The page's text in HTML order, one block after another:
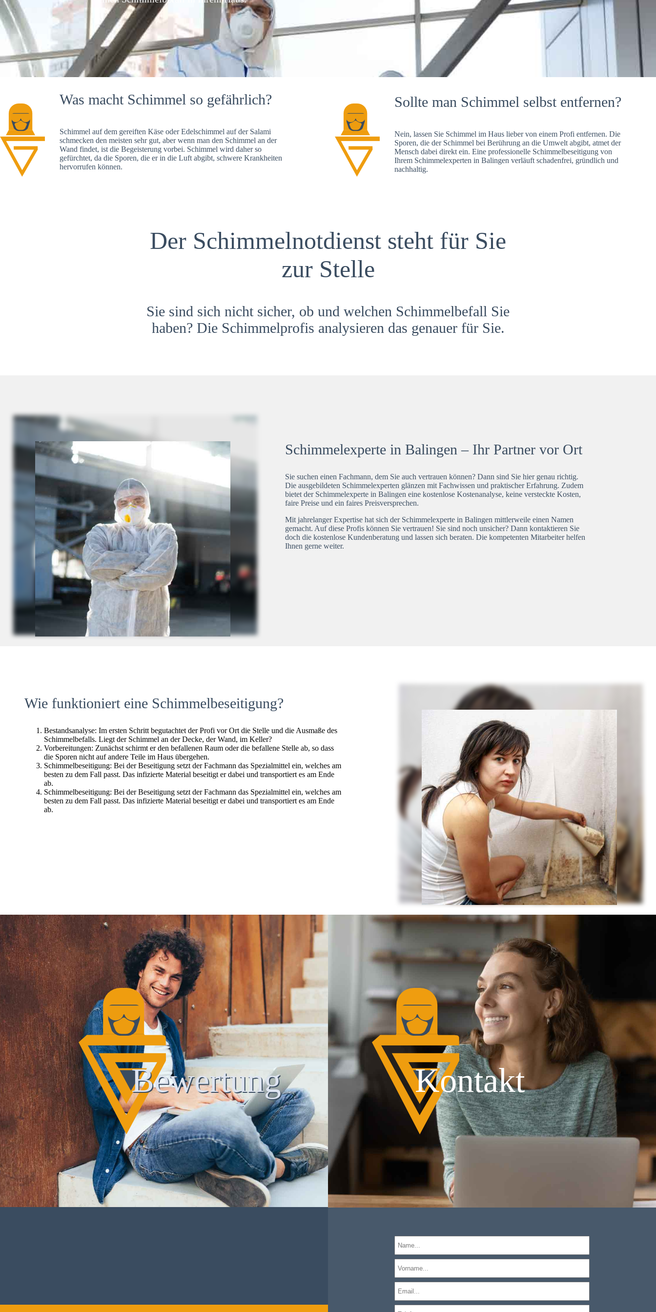
Was macht Schimmel so gefährlich?
Schimmel auf dem gereiften Käse oder Edelschimmel auf der Salami
schmecken den meisten sehr gut, aber wenn man den Schimmel an der
Wand findet, ist die Begeisterung vorbei. Schimmel wird daher so
gefürchtet, da die Sporen, die er in die Luft abgibt, schwere Krankheiten
hervorrufen können.
Sollte man Schimmel selbst entfernen?
Nein, lassen Sie Schimmel im Haus lieber von einem Profi entfernen. Die
Sporen, die der Schimmel bei Berührung an die Umwelt abgibt, atmet der
Mensch dabei direkt ein. Eine professionelle Schimmelbeseitigung von
Ihrem Schimmelexperten in Balingen verläuft schadenfrei, gründlich und
nachhaltig.
Der Schimmelnotdienst steht für Sie
zur Stelle
Sie sind sich nicht sicher, ob und welchen Schimmelbefall Sie
haben? Die Schimmelprofis analysieren das genauer für Sie.
Schimmelexperte in Balingen – Ihr Partner vor Ort
Sie suchen einen Fachmann, dem Sie auch vertrauen können? Dann sind Sie hier genau richtig.
Die ausgebildeten Schimmelexperten glänzen mit Fachwissen und praktischer Erfahrung. Zudem
bietet der Schimmelexperte in Balingen eine kostenlose Kostenanalyse, keine versteckte Kosten,
faire Preise und ein faires Preisversprechen.
Mit jahrelanger Expertise hat sich der Schimmelexperte in Balingen mittlerweile einen Namen
gemacht. Auf diese Profis können Sie vertrauen! Sie sind noch unsicher? Dann kontaktieren Sie
doch die kostenlose Kundenberatung und lassen sich beraten. Die kompetenten Mitarbeiter helfen
Ihnen gerne weiter.
Wie funktioniert eine Schimmelbeseitigung?
Bestandsanalyse: Im ersten Schritt begutachtet der Profi vor Ort die Stelle und die Ausmaße des
Schimmelbefalls. Liegt der Schimmel an der Decke, der Wand, im Keller?
Vorbereitungen: Zunächst schirmt er den befallenen Raum oder die befallene Stelle ab, so dass
die Sporen nicht auf andere Teile im Haus übergehen.
Schimmelbeseitigung: Bei der Beseitigung setzt der Fachmann das Spezialmittel ein, welches am
besten zu dem Fall passt. Das infizierte Material beseitigt er dabei und transportiert es am Ende
ab.
Schimmelbeseitigung: Bei der Beseitigung setzt der Fachmann das Spezialmittel ein, welches am
besten zu dem Fall passt. Das infizierte Material beseitigt er dabei und transportiert es am Ende
ab.
Bewertung Kontakt